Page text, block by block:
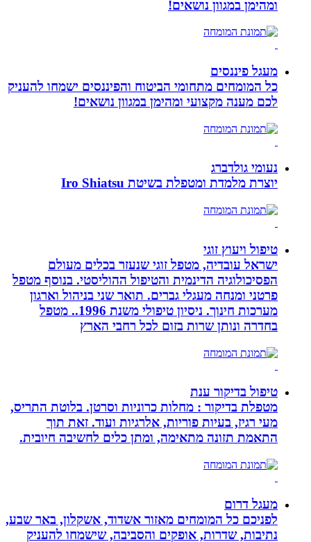
ומהימן במגוון נושאים!
מעגל פיננסים
כל המומחים מתחומי הביטוח והפיננסים ישמחו להעניק
לכם מענה מקצועי ומהימן במגוון נושאים!
נעומי גולדברג
יוצרת מלמדת ומטפלת בשיטת Iro Shiatsu
טיפול ויעוץ זוגי
ישראל עובדיה, מטפל זוגי שנעזר בכלים מעולם
הפסיכולוגיה הדינמית והטיפול ההוליסטי. בנוסף מטפל
פרטני ומנחה מעגלי גברים. תואר שני בניהול וארגון
מערכות חינוך. ניסיון טיפולי משנת 1996.. מטפל
בחדרה ונותן שרות בזום לכל רחבי הארץ
טיפול בדיקור ענת
מטפלת בדיקור : מחלות כרוניות וסרטן. בלוטת התריס,
מעי רגיז, בעיות פוריות, אלרגיות ועוד. זאת תוך
התאמת תזונה מתאימה, ומתן כלים לחשיבה חיובית.
מעגל דרום
לפניכם כל המומחים מאזור אשדוד, אשקלון, באר שבע,
נתיבות, שדרות, אופקים והסביבה, שישמחו להעניק